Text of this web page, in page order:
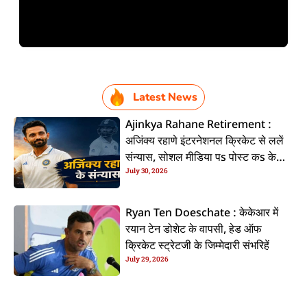
Latest News
Ajinkya Rahane Retirement :
अजिंक्य रहाणे इंटरनेशनल क्रिकेट से ललें
संन्यास, सोशल मीडिया पs पोस्ट कs के
कइलें एलान
July 30, 2026
Ryan Ten Doeschate : केकेआर में
रयान टेन डोशेट के वापसी, हेड ऑफ
क्रिकेट स्ट्रेटजी के जिम्मेदारी संभरिहें
July 29, 2026